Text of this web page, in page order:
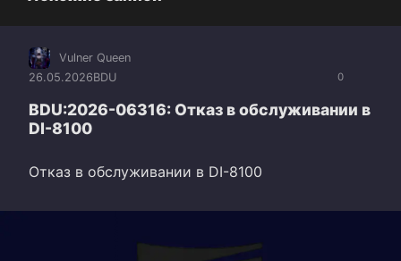
0
Vulner Queen
26.05.2026BDU
BDU:2026-06316: Отказ в обслуживании в
DI-8100
Отказ в обслуживании в DI-8100